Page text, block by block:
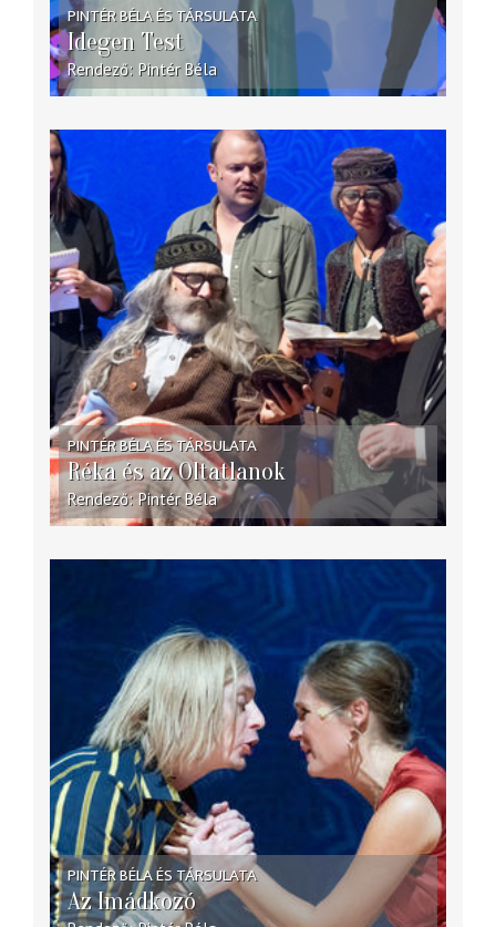
PINTÉR BÉLA ÉS TÁRSULATA
Idegen Test
Rendező Pintér Béla
PINTÉR BÉLA ÉS TÁRSULATA
Réka és az Oltatlanok
Rendező Pintér Béla
PINTÉR BÉLA ÉS TÁRSULATA
Az Imádkozó